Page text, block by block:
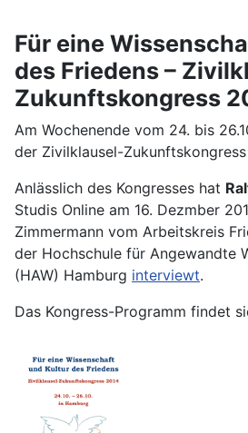
Für eine
des Friedens –
Zukunftskongress
Am Wochenende vom 24. bis
der Zivilklausel-
Anlässlich des Kongresses hat
Studis Online am 16. Dezmber
Zimmermann vom Arbeitskreis
der Hochschule für Angewandte
(HAW) Hamburg interviewt.
Das Kongress-Programm findet